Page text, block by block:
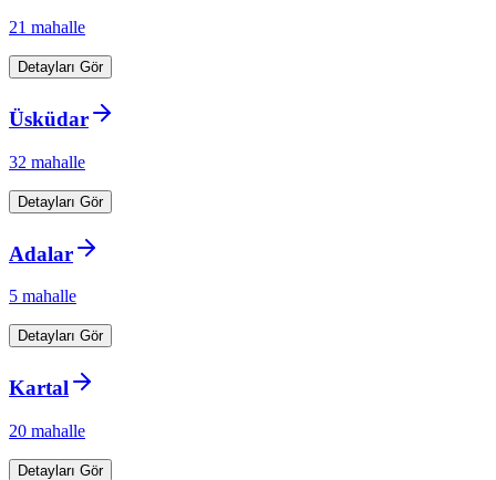
21 mahalle
Detayları Gör
Üsküdar
32 mahalle
Detayları Gör
Adalar
5 mahalle
Detayları Gör
Kartal
20 mahalle
Detayları Gör